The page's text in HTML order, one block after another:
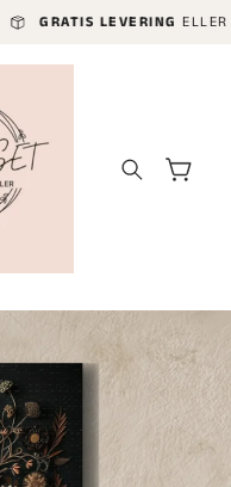
GRATIS LEVERINGELLER
Handlekurv